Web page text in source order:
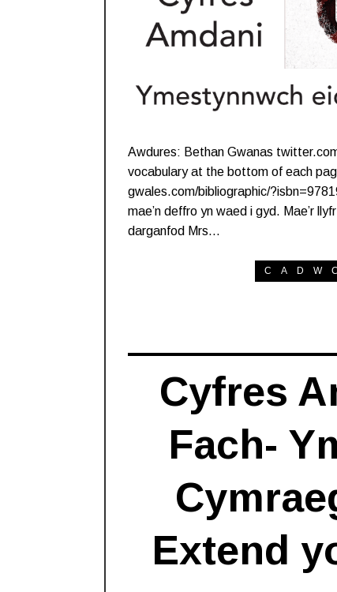
Awdures: Bethan Gwanas
vocabulary at the bottom of each
gwales.com/bibliographic/
mae’n deffro yn waed i gyd. Mae’r
darganfod Mrs…
Cyfres
Fach-
Extend